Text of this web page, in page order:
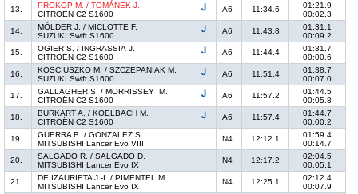
13.
PROKOP M. / TOMÁNEK J.
CITROËN C2 S1600
A6 11:34.6
01:21.9
00:02.3
14.
MÖLDER J. / MICLOTTE F.
SUZUKI Swift S1600
A6 11:43.8
01:31.1
00:09.2
15.
OGIER S. / INGRASSIA J.
CITROËN C2 S1600
A6 11:44.4
01:31.7
00:00.6
16.
KOSCIUSZKO M. / SZCZEPANIAK M.
SUZUKI Swift S1600
A6 11:51.4
01:38.7
00:07.0
17.
GALLAGHER S. / MORRISSEY M.
CITROËN C2 S1600
A6 11:57.2
01:44.5
00:05.8
18.
BURKART A. / KOELBACH M.
CITROËN C2 S1600
A6 11:57.4
01:44.7
00:00.2
19.
GUERRA B. / GONZALEZ S.
MITSUBISHI Lancer Evo VIII
N4 12:12.1
01:59.4
00:14.7
20.
SALGADO R. / SALGADO D.
MITSUBISHI Lancer Evo IX
N4 12:17.2
02:04.5
00:05.1
21.
DE IZAURIETA J.-I. / PIMENTEL M.
MITSUBISHI Lancer Evo IX
N4 12:25.1
02:12.4
00:07.9